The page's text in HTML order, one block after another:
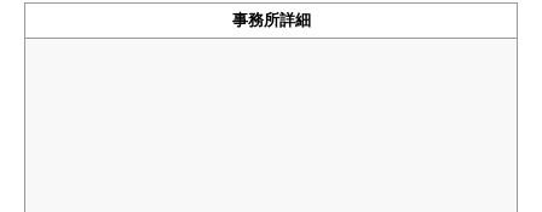
事務所詳細